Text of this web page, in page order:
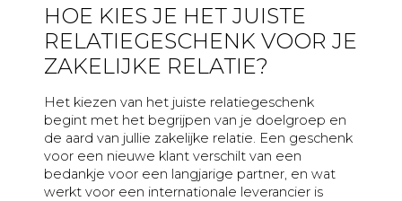
HOE KIES JE HET JUISTE
RELATIEGESCHENK VOOR JE
ZAKELIJKE RELATIE?
Het kiezen van het juiste relatiegeschenk
begint met het begrijpen van je doelgroep en
de aard van jullie zakelijke relatie. Een geschenk
voor een nieuwe klant verschilt van een
bedankje voor een langjarige partner, en wat
werkt voor een internationale leverancier is